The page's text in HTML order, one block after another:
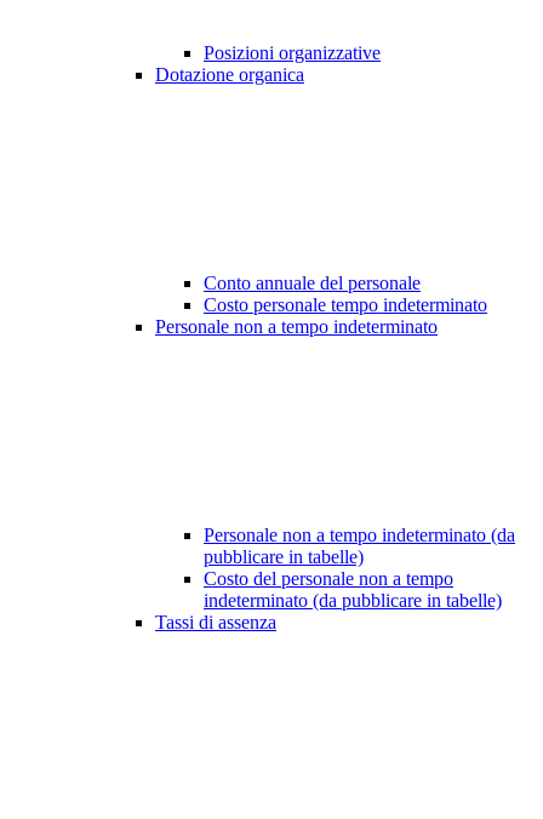
Posizioni organizzative
Dotazione organica
Conto annuale del personale
Costo personale tempo indeterminato
Personale non a tempo indeterminato
Personale non a tempo indeterminato (da
pubblicare in tabelle)
Costo del personale non a tempo
indeterminato (da pubblicare in tabelle)
Tassi di assenza